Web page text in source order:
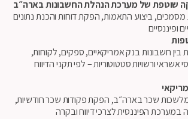
שוטפת של מערכת הנהלת החשבונות בארה״ב
ביצוע התאמות, הפקת דוחות והכנת נתונים
ופיננסיים
בין חשבונות בנק אמריקאיים, ספקים, לקוחות,
אשראי ורשויות סטטוטוריות – לפי תקני הדיווח
שכר בארה״ב, הפקת פקודות שכר חודשיות,
במערכת הפיננסית לצרכי דיווח ובקרה